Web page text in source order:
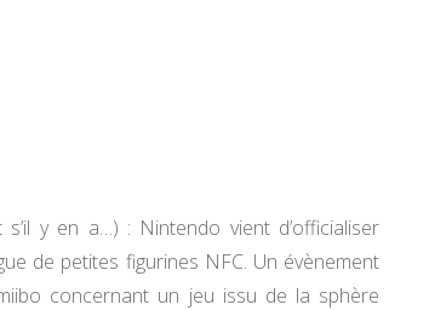
y en a…) : Nintendo vient d’officialiser
de petites figurines NFC. Un évènement
concernant un jeu issu de la sphère